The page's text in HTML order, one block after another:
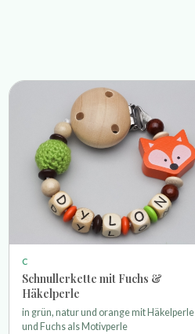
C
Schnullerkette mit Fuchs &
Häkelperle
in grün, natur und orange mit Häkelperle
und Fuchs als Motivperle